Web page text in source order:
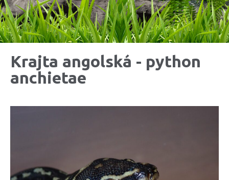
Krajta angolská - python
anchietae